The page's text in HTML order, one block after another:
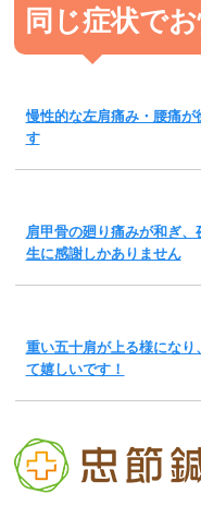
同じ症状で
慢性的な左肩痛み・腰痛が
す
肩甲骨の廻り痛みが和ぎ
生に感謝しかありません
重い五十肩が上る様にな
て嬉しいです！